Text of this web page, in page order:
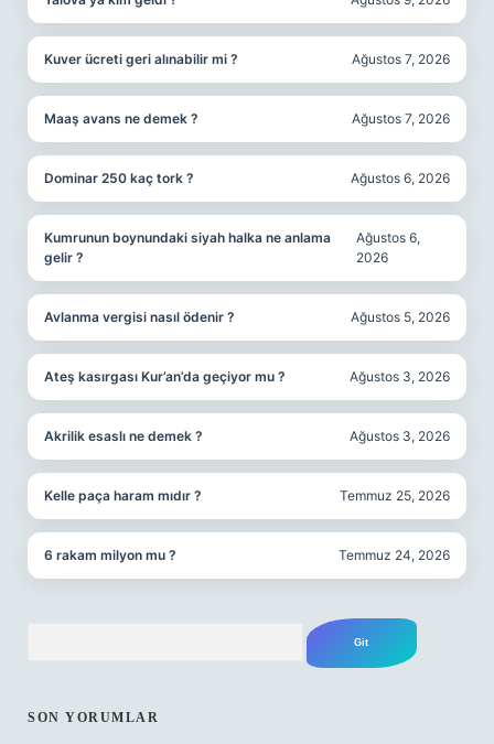
Kuver ücreti geri alınabilir mi ? Ağustos 7, 2026
Maaş avans ne demek ? Ağustos 7, 2026
Dominar 250 kaç tork ? Ağustos 6, 2026
Kumrunun boynundaki siyah halka ne anlama
gelir ?
Ağustos 6,
2026
Avlanma vergisi nasıl ödenir ? Ağustos 5, 2026
Ateş kasırgası Kur’an’da geçiyor mu ? Ağustos 3, 2026
Akrilik esaslı ne demek ? Ağustos 3, 2026
Kelle paça haram mıdır ? Temmuz 25, 2026
6 rakam milyon mu ? Temmuz 24, 2026
SON YORUMLAR